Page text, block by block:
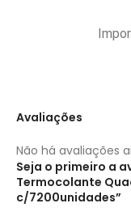
Avaliações
Não há avaliações
Seja o primeiro a
Termocolante
c/7200unidades”